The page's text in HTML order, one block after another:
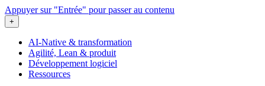
Appuyer sur "Entrée" pour passer au contenu
ouvrir
le
+
AI-Native & transformation
Agilité, Lean & produit
Développement logiciel
Ressources